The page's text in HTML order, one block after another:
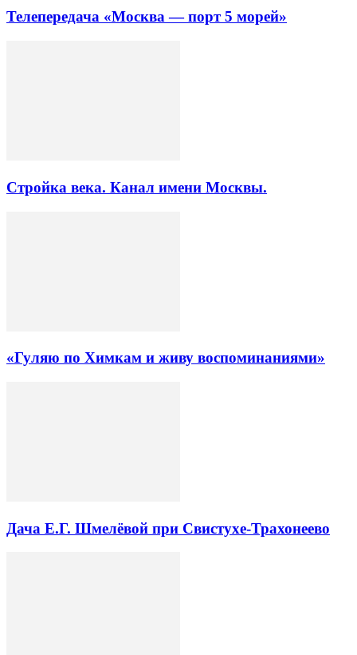
Телепередача «Москва — порт 5 морей»
Стройка века. Канал имени Москвы.
«Гуляю по Химкам и живу воспоминаниями»
Дача Е.Г. Шмелёвой при Свистухе-Трахонеево